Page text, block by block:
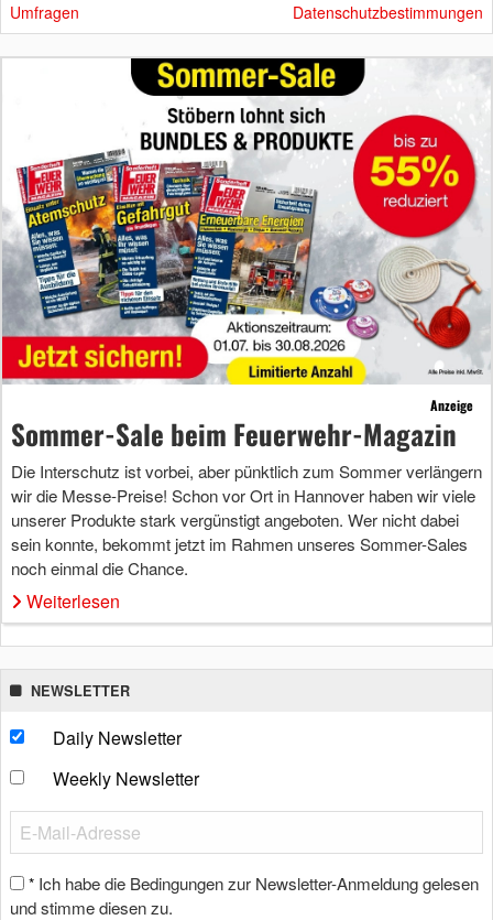
Umfragen Datenschutzbestimmungen
Anzeige
Sommer-Sale beim Feuerwehr-Magazin
Die Interschutz ist vorbei, aber pünktlich zum Sommer verlängern
wir die Messe-Preise! Schon vor Ort in Hannover haben wir viele
unserer Produkte stark vergünstigt angeboten. Wer nicht dabei
sein konnte, bekommt jetzt im Rahmen unseres Sommer-Sales
noch einmal die Chance.
Weiterlesen
NEWSLETTER
Daily Newsletter
Weekly Newsletter
* Ich habe die Bedingungen zur Newsletter-Anmeldung gelesen
und stimme diesen zu.